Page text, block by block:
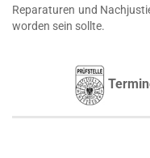
Reparaturen und
worden sein sollte.